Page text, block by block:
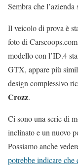
Sembra che l’azienda
Il veicolo di prova è
foto di
modello con l’ID.4
GTX, appare più
design complessivo
Crozz.
Ci sono una serie di
inclinato e un nuovo
Possiamo anche
potrebbe indicare